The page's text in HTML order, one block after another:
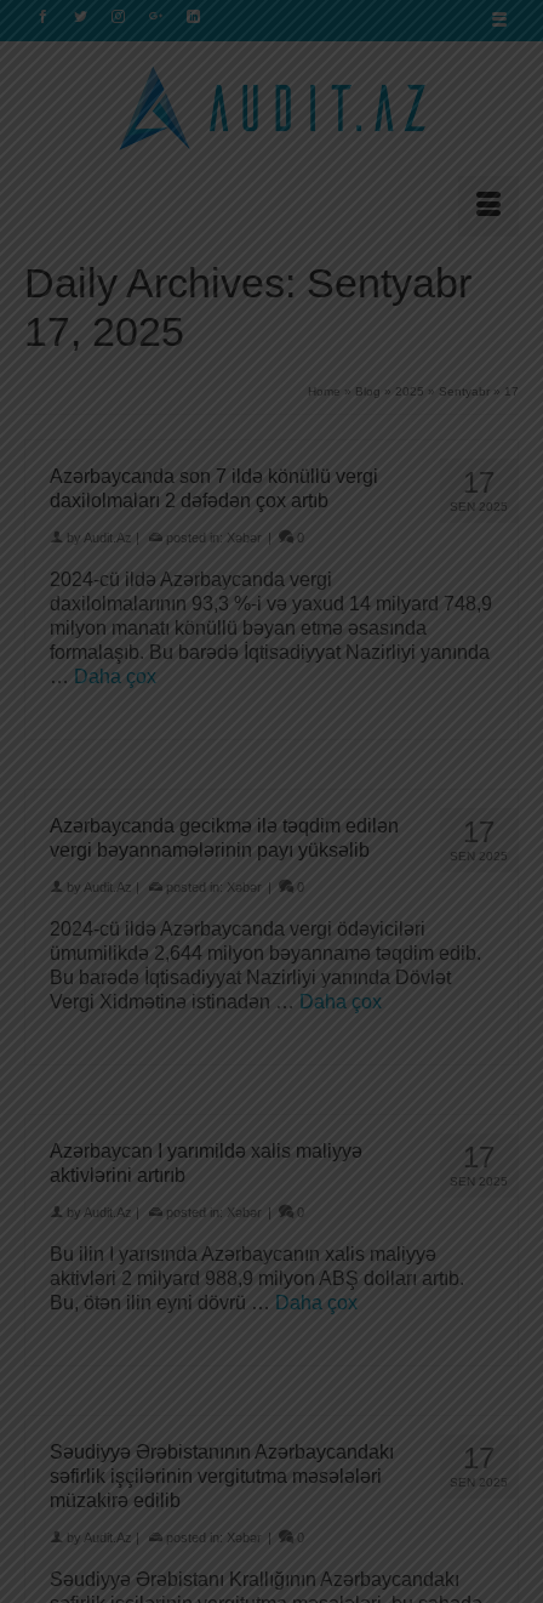
Daily Archives: Sentyabr
17, 2025
Home » Blog » 2025 » Sentyabr » 17
17
SEN 2025
Azərbaycanda son 7 ildə könüllü vergi
daxilolmaları 2 dəfədən çox artıb
by Audit.Az | posted in: Xəbər | 0
2024-cü ildə Azərbaycanda vergi
daxilolmalarının 93,3 %-i və yaxud 14 milyard 748,9
milyon manatı könüllü bəyan etmə əsasında
formalaşıb. Bu barədə İqtisadiyyat Nazirliyi yanında
… Daha çox
17
SEN 2025
Azərbaycanda gecikmə ilə təqdim edilən
vergi bəyannamələrinin payı yüksəlib
by Audit.Az | posted in: Xəbər | 0
2024-cü ildə Azərbaycanda vergi ödəyiciləri
ümumilikdə 2,644 milyon bəyannamə təqdim edib.
Bu barədə İqtisadiyyat Nazirliyi yanında Dövlət
Vergi Xidmətinə istinadən … Daha çox
17
SEN 2025
Azərbaycan I yarımildə xalis maliyyə
aktivlərini artırıb
by Audit.Az | posted in: Xəbər | 0
Bu ilin I yarısında Azərbaycanın xalis maliyyə
aktivləri 2 milyard 988,9 milyon ABŞ dolları artıb.
Bu, ötən ilin eyni dövrü … Daha çox
17
SEN 2025
Səudiyyə Ərəbistanının Azərbaycandakı
səfirlik işçilərinin vergitutma məsələləri
müzakirə edilib
by Audit.Az | posted in: Xəbər | 0
Səudiyyə Ərəbistanı Krallığının Azərbaycandakı